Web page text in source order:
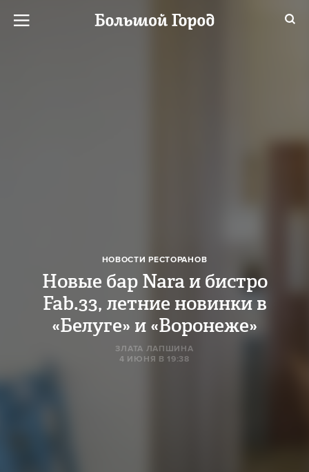
НОВОСТИ РЕСТОРАНОВ
Новые бар Nara и бистро
Fab.33, летние новинки в
«Белуге» и «Воронеже»
ЗЛАТА ЛАПШИНА
4 ИЮНЯ В 19:38